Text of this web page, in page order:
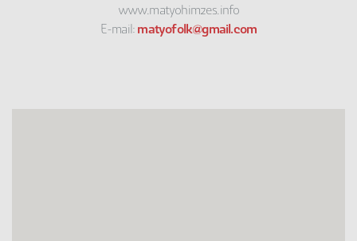
www.matyohimzes.info
E-mail: matyofolk@gmail.com